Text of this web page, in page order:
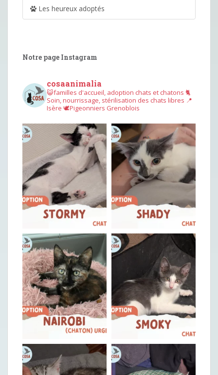
Les heureux adoptés
Notre page Instagram
cosaanimalia
😺familles d'accueil, adoption chats et chatons 🐈
Soin, nourrissage, stérilisation des chats libres 📍
Isère 🕊︎Pigeonniers Grenoblois